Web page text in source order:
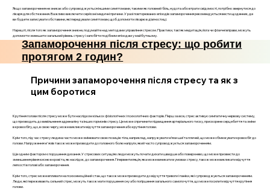
Якщо запаморочення не зникає або супроводжується іншими симптомами, такими як головний біль, нудота або втрати свідомості, потрібно звернутися до
лікаря для обстеження. Важливо виключити серйозні медичні причини. У разі повторюваних епізодів запаморочення рекомендується вести щоденник, де
ви будете записувати обставини, які передували симптомам, щоб допомогти лікарю в діагностиці.
Нарешті, після того як запаморочення зникне, подумайте над методами управління стресом. Практики, такі як медитація, йога чи фізичні вправи, можуть
допомогти зменшити загальний рівень стресу і запобігти подібним епізодам у майбутньому.
Запаморочення після стресу: що робити
протягом 2 годин?
Причини запаморочення після стресу та як з
цим боротися
Крутіння голови після стресу може бути наслідком кількох фізіологічних і психологічних факторів. Перш за все, стрес активує симпатичну нервову систему,
що призводить до вивільнення адреналіну та інших гормонів стресу. Це може спричинити підвищення артеріального тиску, прискорене серцебиття та зміни
в кровообігу, що, в свою чергу, може викликати відчуття запаморочення або крутіння голови.
Крім того, під час стресу людина часто може змінювати свою позицію тіла, наприклад, напружувати м’язи шиї та плечей, що може обмежувати кровообіг до
голови. Напруження м'язів також може призводити до головного болю напруги, який часто супроводжується запамороченням.
Ще одним фактором є порушення дихання. У стресових ситуаціях люди можуть почати дихати швидше або поверхнево, що може призвести до
зменшення рівня кисню в крові та, як наслідок, до запаморочення. Гіпервентиляція, яка може виникати в умовах стресу, також може викликати відчуття
легкості в голові або запаморочення.
Крім того, стрес може впливати на психоемоційний стан, що також може призводити до відчуття тривоги і паніки, які супроводжуються запамороченням.
Люди, які переживають сильний стрес, можуть також мати порушення сну або погіршення загального самопочуття, що може посилити відчуття крутіння
голови.